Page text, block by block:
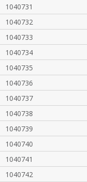
1040731
1040732
1040733
1040734
1040735
1040736
1040737
1040738
1040739
1040740
1040741
1040742